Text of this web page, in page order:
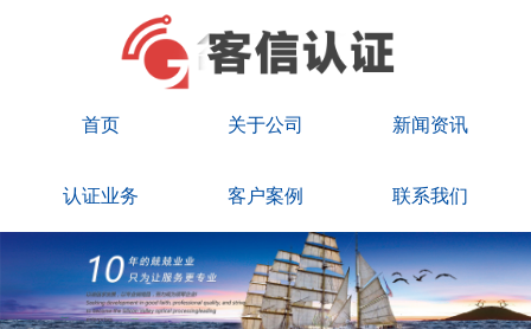
首页 关于公司 新闻资讯
认证业务 客户案例 联系我们